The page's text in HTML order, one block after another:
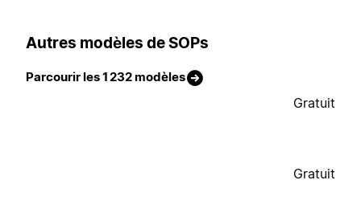
Autres modèles de SOPs
Parcourir les 1 232 modèles
Gratuit
Gratuit